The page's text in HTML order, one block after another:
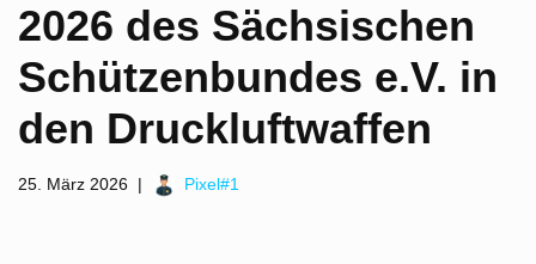
2026 des Sächsischen
Schützenbundes e.V. in
den Druckluftwaffen
25. März 2026 Pixel#1